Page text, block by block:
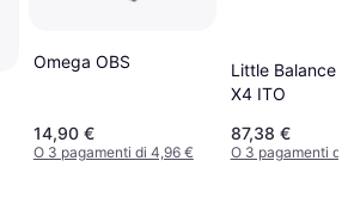
Omega OBS
14,90 €
O 3 pagamenti di 4,96 €
Little Balance
X4 ITO
87,38 €
O 3 pagamenti di